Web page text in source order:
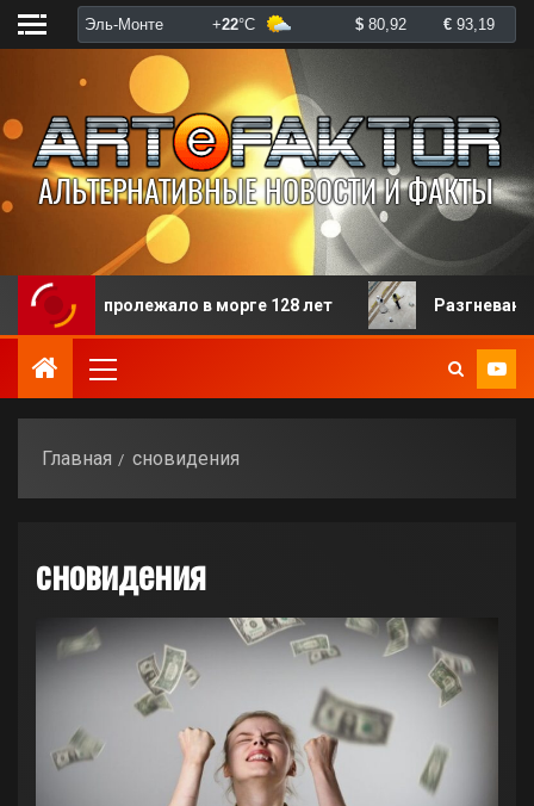
пролежало в морге 128 лет Разгневанная
Главная сновидения
сновидения